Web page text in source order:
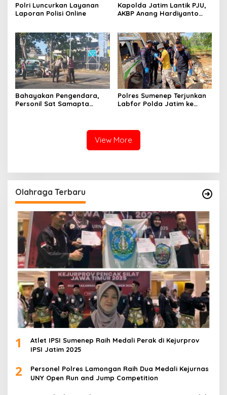
Polri Luncurkan Layanan
Laporan Polisi Online
Kapolda Jatim Lantik PJU,
AKBP Anang Hardiyanto
Bahayakan Pengendara,
Personil Sat Samapta
Polres Sumenep Terjunkan
Labfor Polda Jatim ke
View More
Olahraga Terbaru
1
Atlet IPSI Sumenep Raih Medali Perak di Kejurprov
IPSI Jatim 2025
2
Personel Polres Lamongan Raih Dua Medali Kejurnas
UNY Open Run and Jump Competition